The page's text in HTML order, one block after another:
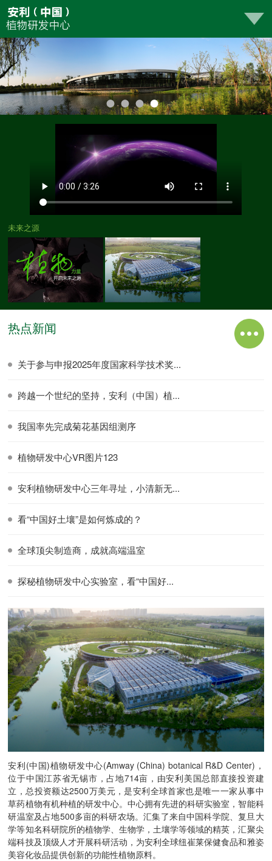
2 3 4
未来之源
热点新闻
关于参与申报2025年度国家科学技术奖...
跨越一个世纪的坚持，安利（中国）植...
我国率先完成菊花基因组测序
植物研发中心VR图片123
安利植物研发中心三年寻址，小清新无...
看“中国好土壤”是如何炼成的？
全球顶尖制造商，成就高端温室
探秘植物研发中心实验室，看“中国好...
安利(中国)植物研发中心(Amway (China) botanical R&D Center)，
位于中国江苏省无锡市，占地714亩，由安利美国总部直接投资建
立，总投资额达2500万美元，是安利全球首家也是唯一一家从事中
草药植物有机种植的研发中心。中心拥有先进的科研实验室，智能科
研温室及占地500多亩的科研农场。汇集了来自中国科学院、复旦大
学等知名科研院所的植物学、生物学，土壤学等领域的精英，汇聚尖
端科技及顶级人才开展科研活动，为安利全球纽崔莱保健食品和雅姿
美容化妆品提供创新的功能性植物原料。